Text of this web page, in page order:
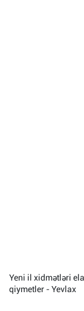
Yeni il xidmətləri
qiymetler - Yevlax